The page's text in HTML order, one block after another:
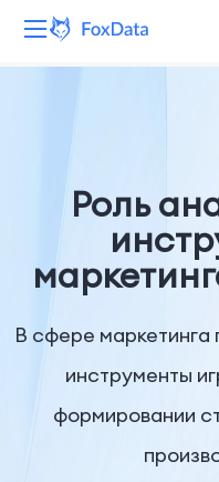
Решения
Ресурсы
Цены
Компания
Роль
В сфере маркетинга
инструменты
формировании